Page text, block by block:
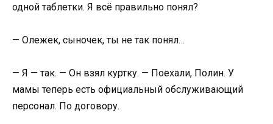
одной таблетки. Я всё правильно понял?
— Олежек, сыночек, ты не так понял…
— Я — так. — Он взял куртку. — Поехали, Полин. У
мамы теперь есть официальный обслуживающий
персонал. По договору.